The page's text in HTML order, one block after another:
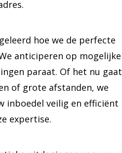
hoe we de perfecte
anticiperen op mogelijke
paraat. Of het nu gaat
of grote afstanden, we
inboedel veilig en efficiënt
expertise.